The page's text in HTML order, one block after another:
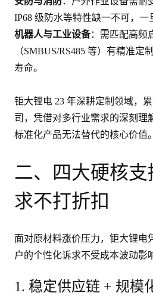
IP68 级防水等特性缺一不可，
机器人与工业设备：需匹配高频
（SMBUS/RS485 等）有精准
寿命。
钜大锂电 23 年深耕定制领域，
司，凭借对多行业需求的深刻理
标准化产品无法替代的核心价值
二、四大硬核
求不打折扣
面对原材料涨价压力，钜大锂电
户的个性化诉求不受成本波动影
1. 稳定供应链 + 规模